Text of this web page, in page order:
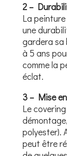
2 –
La
une
gardera sa
à 5 ans
comme la
éclat.
3 – Mise
Le
polyester).
peut être